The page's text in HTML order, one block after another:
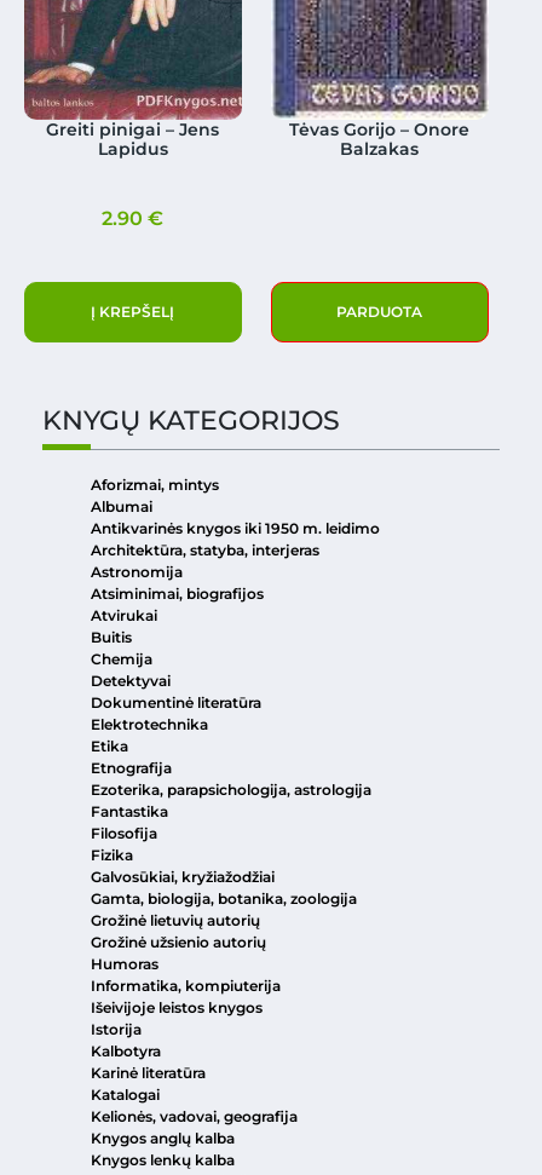
Greiti pinigai – Jens
Lapidus
2.90€
Į KREPŠELĮ
Tėvas Gorijo – Onore
Balzakas
PARDUOTA
KNYGŲ KATEGORIJOS
Aforizmai, mintys
Albumai
Antikvarinės knygos iki 1950 m. leidimo
Architektūra, statyba, interjeras
Astronomija
Atsiminimai, biografijos
Atvirukai
Buitis
Chemija
Detektyvai
Dokumentinė literatūra
Elektrotechnika
Etika
Etnografija
Ezoterika, parapsichologija, astrologija
Fantastika
Filosofija
Fizika
Galvosūkiai, kryžiažodžiai
Gamta, biologija, botanika, zoologija
Grožinė lietuvių autorių
Grožinė užsienio autorių
Humoras
Informatika, kompiuterija
Išeivijoje leistos knygos
Istorija
Kalbotyra
Karinė literatūra
Katalogai
Kelionės, vadovai, geografija
Knygos anglų kalba
Knygos lenkų kalba